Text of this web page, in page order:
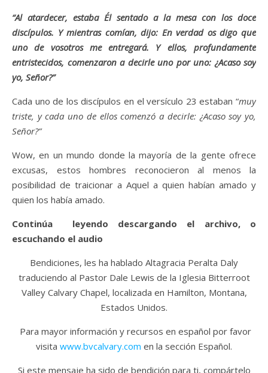
“Al atardecer, estaba Él sentado a la mesa con los doce
discípulos. Y mientras comían, dijo: En verdad os digo que
uno de vosotros me entregará. Y ellos, profundamente
entristecidos, comenzaron a decirle uno por uno: ¿Acaso soy
yo, Señor?”
Cada uno de los discípulos en el versículo 23 estaban “muy
triste, y cada uno de ellos comenzó a decirle: ¿Acaso soy yo,
Señor?”
Wow, en un mundo donde la mayoría de la gente ofrece
excusas, estos hombres reconocieron al menos la
posibilidad de traicionar a Aquel a quien habían amado y
quien los había amado.
Continúa leyendo descargando el archivo, o
escuchando el audio
Bendiciones, les ha hablado Altagracia Peralta Daly
traduciendo al Pastor Dale Lewis de la Iglesia Bitterroot
Valley Calvary Chapel, localizada en Hamilton, Montana,
Estados Unidos.
Para mayor información y recursos en español por favor
visita www.bvcalvary.com en la sección Español.
Si este mensaje ha sido de bendición para ti, compártelo